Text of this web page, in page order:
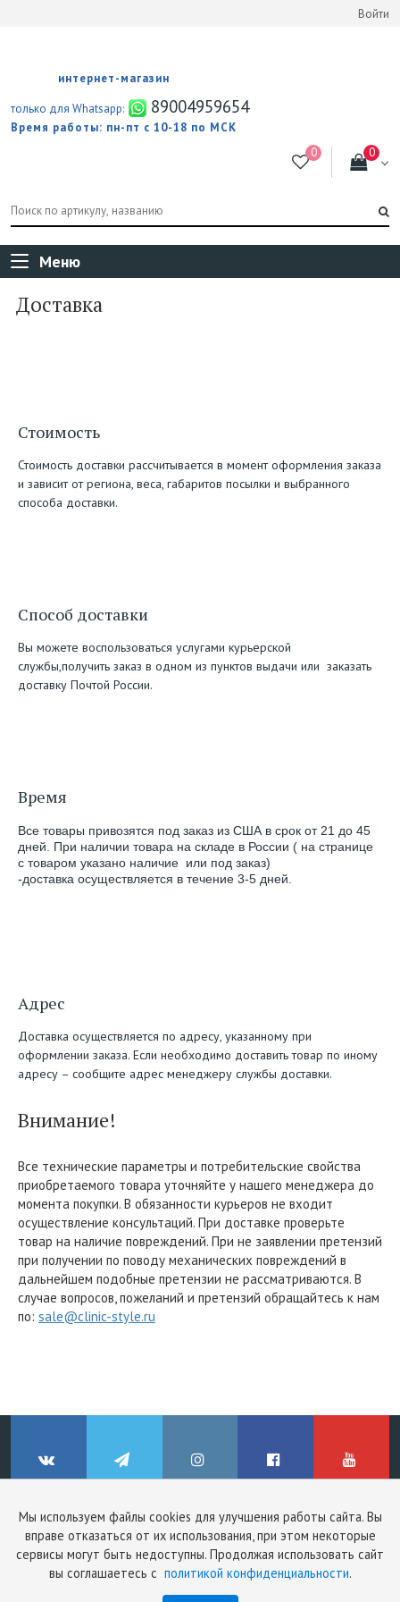
Мы используем файлы cookies для улучшения работы сайта. Вы
вправе отказаться от их использования, при этом некоторые
сервисы могут быть недоступны. Продолжая использовать сайт
вы соглашаетесь с политикой конфиденциальности.
Войти
интернет-магазин
только для Whatsapp:
89004959654
Время работы: пн-пт с 10-18 по МСК
Меню
Доставка
Стоимость
Стоимость доставки рассчитывается в момент оформления заказа
и зависит от региона, веса, габаритов посылки и выбранного
способа доставки.
Способ доставки
Вы можете воспользоваться услугами курьерской
службы,получить заказ в одном из пунктов выдачи или заказать
доставку Почтой России.
Время
Все товары привозятся под заказ из США в срок от 21 до 45
дней. При наличии товара на складе в России ( на странице
с товаром указано наличие или под заказ)
-доставка осуществляется в течение 3-5 дней.
Адрес
Доставка осуществляется по адресу, указанному при
оформлении заказа. Если необходимо доставить товар по иному
адресу – сообщите адрес менеджеру службы доставки.
Внимание!
Все технические параметры и потребительские свойства
приобретаемого товара уточняйте у нашего менеджера до
момента покупки. В обязанности курьеров не входит
осуществление консультаций. При доставке проверьте
товар на наличие повреждений. При не заявлении претензий
при получении по поводу механических повреждений в
дальнейшем подобные претензии не рассматриваются. В
случае вопросов, пожеланий и претензий обращайтесь к нам
по: sale@clinic-style.ru
ВКонтакте Telegram Instagram Facebook YouTube
© ClinicStyle, 2026
Используя сайт, вы принимаетепользовательское соглашениеи
политику конфиденциальности.